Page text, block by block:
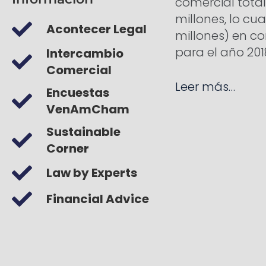
Acontecer Legal
Intercambio
Comercial
Encuestas
VenAmCham
Sustainable
Corner
Law by Experts
Financial Advice
millones, lo
millones) en
para el año
Leer más…